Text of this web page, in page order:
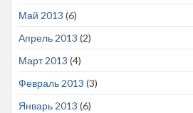
Май 2013 (6)
Апрель 2013 (2)
Март 2013 (4)
Февраль 2013 (3)
Январь 2013 (6)